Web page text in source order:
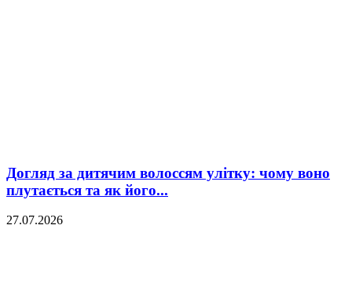
Догляд за дитячим волоссям улітку: чому воно
плутається та як його...
27.07.2026